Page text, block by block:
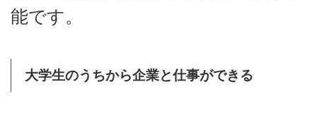
能です。
大学生のうちから企業と仕事ができる